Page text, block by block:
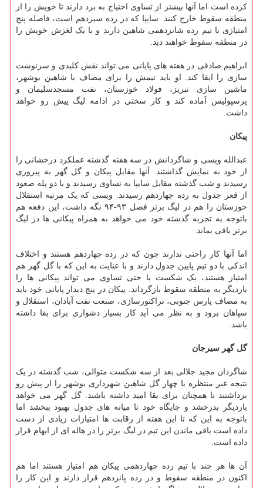
کرده است اما آنها بیشتر از تساوی احتیاج به برد دارند تا خویش را از
منطقه سقوط خارج کنند. سایپا که در رده سیزدهم است، فاصله پنج
امتیازی با تیم رده شانزدهمی شاهین دارند و با یک لغزش خویش را
در منطقه سقوط خواهند دید.
ابراهیم صادقی در هفته های پایانی می تواند نقش کلیدی و سرنوشت
سازی را ایفا کند. او باید تیمش را برای مصاف با شاهین بوشهر،
ماشین سازی تبریز، فولاد خوزستان، نفت مسجدسلیمان و
پرسپولیس آماده کند و کار سختی در ادامه لیگ پیش رو خواهد
داشت.
پیکان
عبدالله ویسی و شاگردانش در سه هفته گذشته عملکرد درخشانی را
از خود به نمایش گذاشتند. آنها مقابل پیکان و گل گهر به پیروزی
رسیدند و شب گذشته مقابل سایپا به تساوی رسیدند و با دو پله صعود
از قعر جدول به رده چهاردهم رسیدند. ویسی که یک مرتبه استقلال
خوزستان را هم در لیگ برتر فصل ۹۳-۹۴ نگه داشت، این دفعه هم
باتوجه به تجربه گذشته خود می خواهد به همراه پیکانی ها در لیگ
برتر باقی بماند.
اما آنها کار راحتی ندارند چون که در رده چهاردهم هستند و اختلاف
اندکی با دو تیم پایین جدول دارند و با عنایت به این که با گل گهر هم
امتیاز هستند، یک شکست یا حتی تساوی می تواند پیکانی ها را
باردیگر به منطقه سقوط بازگرداند. پیکان در پنج دیدار پایانی خود باید
به مصاف پارس جنوبی، تراکتورسازی، صنعت نفت آبادان، استقلال و
سپاهان برود و به نظر می آید کار بسیار دشواری برای بقا داشته
باشد.
گل گهر سیرجان
شاگردان مجید جلالی بعد از سه شکست متوالی، شب گذشته در یک
نتیجه غیر منتظره با چهار گل شاهین شهرداری بوشهر را از پیش رو
برداشتند تا همچنان برای بقا امید داشته باشند. گل گهر می خواهد
باردیگر بدرخشد و جایگاه خود تا میانه های جدول بهبود ببخشد اما
باتوجه به این که تا این هفته از رقابت ها امتیازات زیادی از دست
داده است باقی ماندن این تیم در لیگ برتر را در هاله ای از ابهام قرار
داده است.
آن ها هر چند با تیم رده چهاردهمی پیکان هم امتیاز هستند اما هم
اکنون در منطقه سقوط و در رده پانزدهم قرار دارند و این کار را